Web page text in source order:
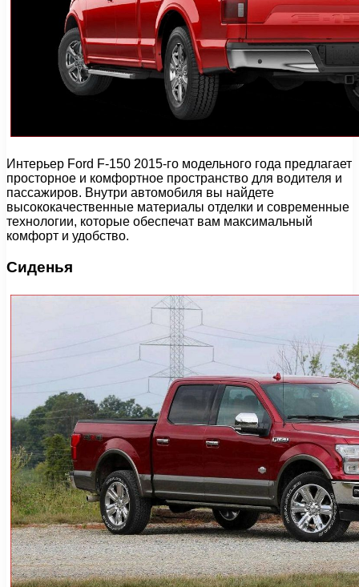
Интерьер Ford F-150 2015-го модельного года предлагает
просторное и комфортное пространство для водителя и
пассажиров. Внутри автомобиля вы найдете
высококачественные материалы отделки и современные
технологии, которые обеспечат вам максимальный
комфорт и удобство.
Сиденья